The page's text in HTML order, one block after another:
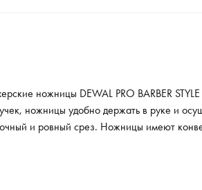
ножницы DEWAL PRO BARBER
ножницы удобно держать в руке и
и ровный срез. Ножницы имеют